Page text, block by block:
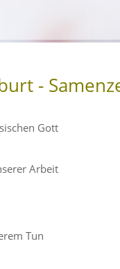
-
Gott
Arbeit
Tun